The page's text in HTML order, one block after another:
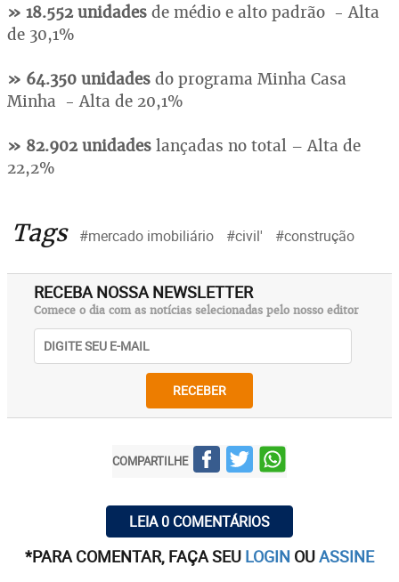
» 18.552 unidades de médio e alto padrão - Alta
de 30,1%
» 64.350 unidades do programa Minha Casa
Minha - Alta de 20,1%
» 82.902 unidades lançadas no total – Alta de
22,2%
Tags #mercado imobiliário #civil' #construção
RECEBA NOSSA NEWSLETTER
Comece o dia com as notícias selecionadas pelo nosso editor
RECEBER
COMPARTILHE
LEIA 0 COMENTÁRIOS
*PARA COMENTAR, FAÇA SEU LOGIN OUASSINE